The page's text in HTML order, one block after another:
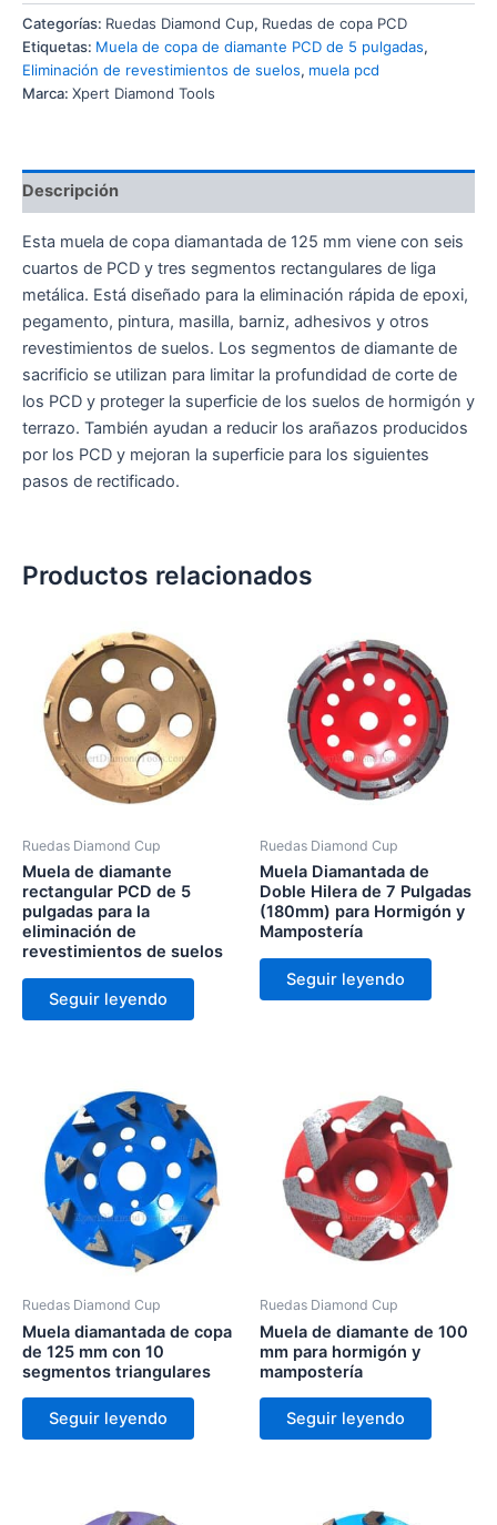
Categorías: Ruedas Diamond Cup, Ruedas de copa PCD
Etiquetas: Muela de copa de diamante PCD de 5 pulgadas,
Eliminación de revestimientos de suelos, muela pcd
Marca: Xpert Diamond Tools
Descripción
Esta muela de copa diamantada de 125 mm viene con seis
cuartos de PCD y tres segmentos rectangulares de liga
metálica. Está diseñado para la eliminación rápida de epoxi,
pegamento, pintura, masilla, barniz, adhesivos y otros
revestimientos de suelos. Los segmentos de diamante de
sacrificio se utilizan para limitar la profundidad de corte de
los PCD y proteger la superficie de los suelos de hormigón y
terrazo. También ayudan a reducir los arañazos producidos
por los PCD y mejoran la superficie para los siguientes
pasos de rectificado.
Productos relacionados
Ruedas Diamond Cup
Muela de diamante
rectangular PCD de 5
pulgadas para la
eliminación de
revestimientos de suelos
Seguir leyendo
Ruedas Diamond Cup
Muela Diamantada de
Doble Hilera de 7 Pulgadas
(180mm) para Hormigón y
Mampostería
Seguir leyendo
Ruedas Diamond Cup
Muela diamantada de copa
de 125 mm con 10
segmentos triangulares
Seguir leyendo
Ruedas Diamond Cup
Muela de diamante de 100
mm para hormigón y
mampostería
Seguir leyendo